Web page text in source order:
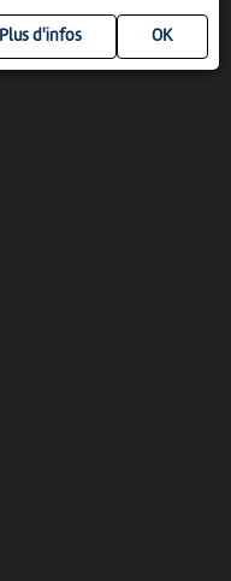
Plus d'infos